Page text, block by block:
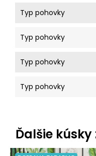
Typ pohovky
Typ pohovky
Typ pohovky
Typ pohovky
Ďalšie